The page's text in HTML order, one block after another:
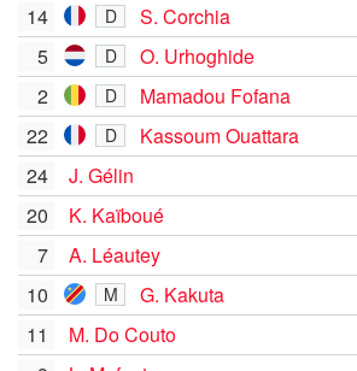
14
D
S. Corchia
5
D
O. Urhoghide
2
D
Mamadou Fofana
22
D
Kassoum Ouattara
24
J. Gélin
20 K. Kaïboué
7 A. Léautey
10 M G. Kakuta
11 M. Do Couto